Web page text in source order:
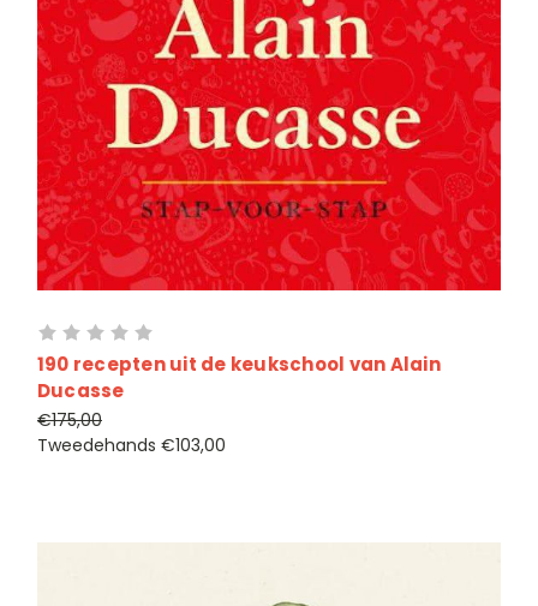
190 recepten uit de keukschool van Alain
Ducasse
€175,00
Tweedehands €103,00